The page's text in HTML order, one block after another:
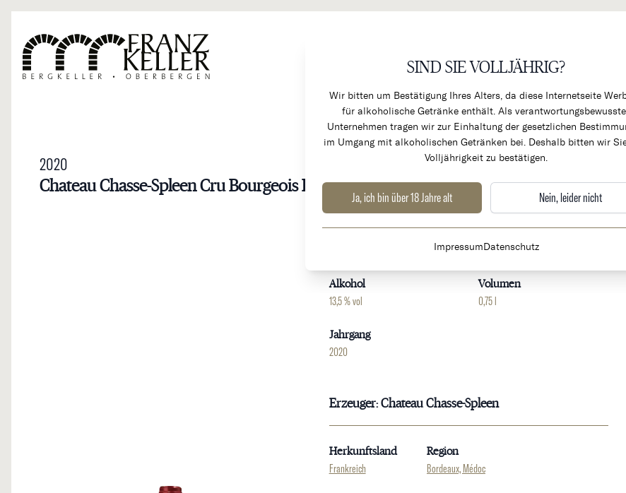
SIND SIE VOLLJÄHRIG?
Wir bitten um Bestätigung Ihres Alters, da diese Internetseite
für alkoholische Getränke enthält. Als
Unternehmen tragen wir zur Einhaltung der gesetzlichen
im Umgang mit alkoholischen Getränken bei. Deshalb bitten wir
Volljährigkeit zu bestätigen.
Ja, ich bin über 18 Jahre alt Nein, leider nicht
ImpressumDatenschutz
KÜCHENPRODUKTE &
2020
Chateau Chasse-Spleen Cru Bourgeois Exceptionnel
Frankreich
Alkohol
13,5 % vol
Volumen
0,75 l
Jahrgang
2020
Erzeuger: Chateau Chasse-Spleen
Herkunftsland
Frankreich
Region
Bordeaux, Médoc